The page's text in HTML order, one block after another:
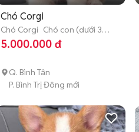
Chó Corgi
Chó Corgi Chó con (dưới 3
tháng tuổi)
5.000.000 đ
Q. Bình Tân
P. Bình Trị Đông mới